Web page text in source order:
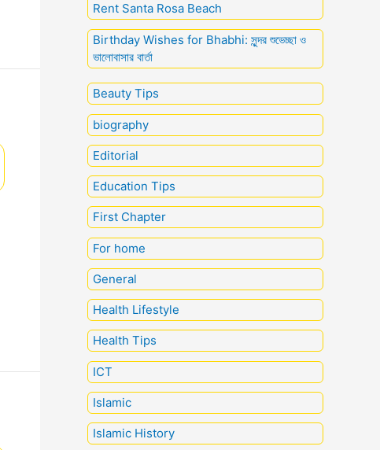
Rent Santa Rosa Beach
Birthday Wishes for Bhabhi: সুন্দর শুভেচ্ছা ও
ভালোবাসার বার্তা
Beauty Tips
biography
Editorial
Education Tips
First Chapter
For home
General
Health Lifestyle
Health Tips
ICT
Islamic
Islamic History